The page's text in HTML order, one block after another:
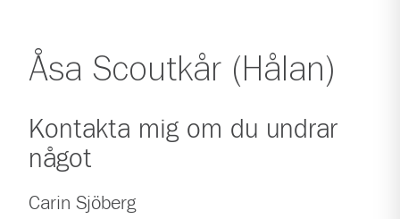
Åsa Scoutkår (Hålan)
Kontakta mig om du undrar
något
Carin Sjöberg